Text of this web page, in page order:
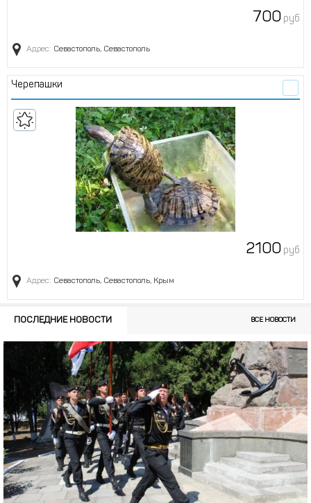
700 руб
Адрес: Севастополь, Севастополь
Черепашки
2100 руб
Адрес: Севастополь, Севастополь, Крым
ПОСЛЕДНИЕ НОВОСТИ ВСЕ НОВОСТИ